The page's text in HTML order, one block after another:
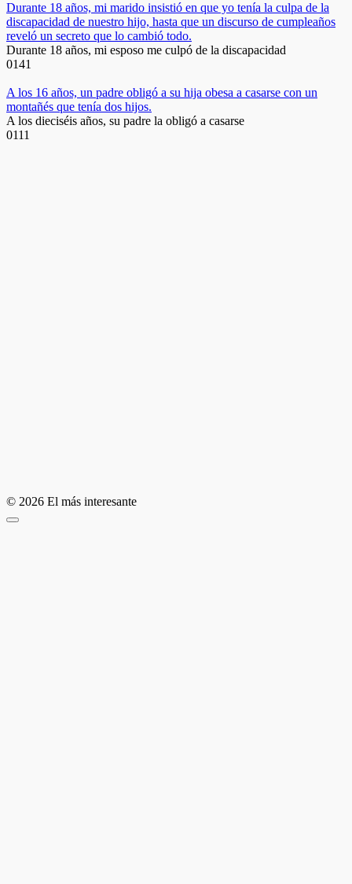
Durante 18 años, mi marido insistió en que yo tenía la culpa de la
discapacidad de nuestro hijo, hasta que un discurso de cumpleaños
reveló un secreto que lo cambió todo.
Durante 18 años, mi esposo me culpó de la discapacidad
0141
A los 16 años, un padre obligó a su hija obesa a casarse con un
montañés que tenía dos hijos.
A los dieciséis años, su padre la obligó a casarse
0111
© 2026 El más interesante